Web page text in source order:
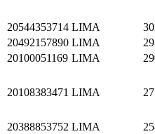
20544353714 LIMA
20492157890 LIMA
20100051169 LIMA
20108383471 LIMA
20388853752 LIMA